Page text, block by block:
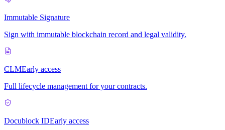
Immutable Signature
Sign with immutable blockchain record and legal validity.
CLMEarly access
Full lifecycle management for your contracts.
Docublock IDEarly access